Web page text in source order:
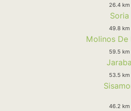
26.4 km
Soria
49.8 km
Molinos De
59.5 km
Jaraba
53.5 km
46.2 km